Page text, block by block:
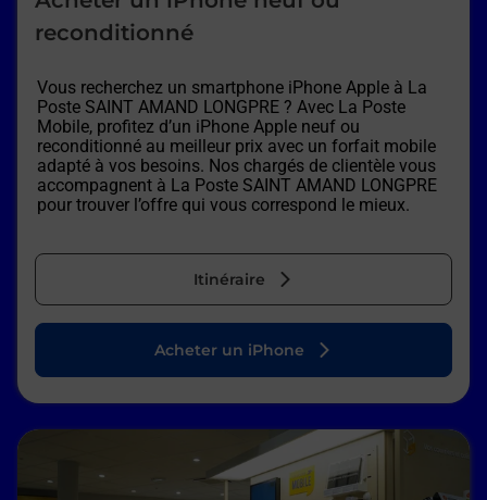
reconditionné
Vous recherchez un smartphone iPhone Apple à La
Poste SAINT AMAND LONGPRE ? Avec La Poste
Mobile, profitez d’un iPhone Apple neuf ou
reconditionné au meilleur prix avec un forfait mobile
adapté à vos besoins. Nos chargés de clientèle vous
accompagnent à La Poste SAINT AMAND LONGPRE
pour trouver l’offre qui vous correspond le mieux.
Itinéraire
Acheter un iPhone